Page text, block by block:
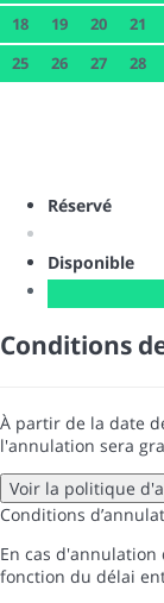
18 19 20 21
25
26 27 28
Réservé
Disponible
Conditions
À partir de la date
l'annulation sera
Voir la politique
Conditions
En cas
fonction du délai